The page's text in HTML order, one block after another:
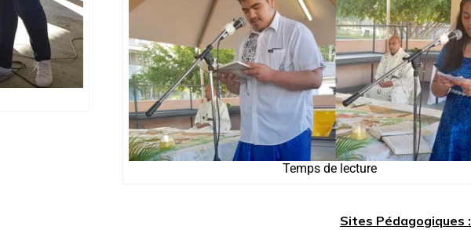
Temps de lecture
Sites Pédagogiques :